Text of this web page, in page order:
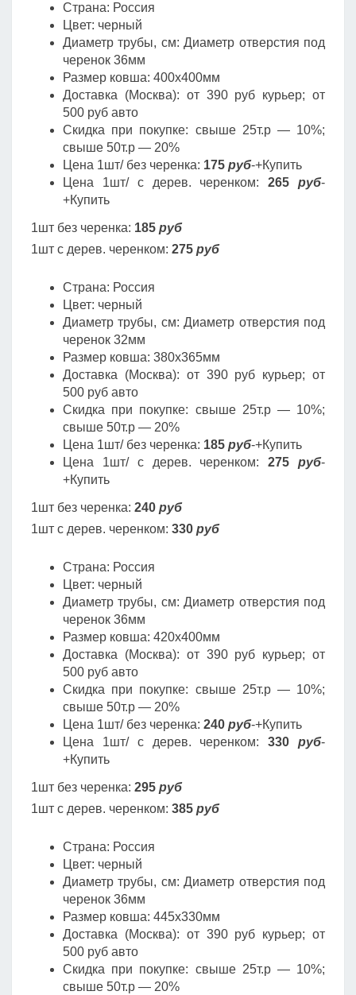
Страна: Россия
Цвет: черный
Диаметр трубы, cм: Диаметр отверстия под
черенок 36мм
Размер ковша: 400х400мм
Доставка (Москва): от 390 руб курьер; от
500 руб авто
Скидка при покупке: свыше 25т.р — 10%;
свыше 50т.р — 20%
Цена 1шт/ без черенка: 175 руб-+Купить
Цена 1шт/ с дерев. черенком:265руб-
+Купить
1шт без черенка: 185 руб
1шт с дерев. черенком: 275 руб
Страна: Россия
Цвет: черный
Диаметр трубы, cм: Диаметр отверстия под
черенок 32мм
Размер ковша: 380х365мм
Доставка (Москва): от 390 руб курьер; от
500 руб авто
Скидка при покупке: свыше 25т.р — 10%;
свыше 50т.р — 20%
Цена 1шт/ без черенка: 185 руб-+Купить
Цена 1шт/ с дерев. черенком:275руб-
+Купить
1шт без черенка: 240 руб
1шт с дерев. черенком: 330 руб
Страна: Россия
Цвет: черный
Диаметр трубы, cм: Диаметр отверстия под
черенок 36мм
Размер ковша: 420х400мм
Доставка (Москва): от 390 руб курьер; от
500 руб авто
Скидка при покупке: свыше 25т.р — 10%;
свыше 50т.р — 20%
Цена 1шт/ без черенка: 240 руб-+Купить
Цена 1шт/ с дерев. черенком:330руб-
+Купить
1шт без черенка: 295 руб
1шт с дерев. черенком: 385 руб
Страна: Россия
Цвет: черный
Диаметр трубы, cм: Диаметр отверстия под
черенок 36мм
Размер ковша: 445х330мм
Доставка (Москва): от 390 руб курьер; от
500 руб авто
Скидка при покупке: свыше 25т.р — 10%;
свыше 50т.р — 20%